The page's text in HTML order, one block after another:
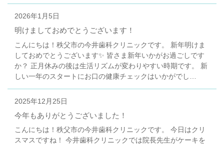
2026年1月5日
明けましておめでとうございます！
こんにちは！秩父市の今井歯科クリニックです。 新年明けま
しておめでとうございます✨ 皆さま新年いかがお過ごしです
か？ 正月休みの後は生活リズムが変わりやすい時期です。 新
しい一年のスタートにお口の健康チェックはいかがでし…
2025年12月25日
今年もありがとうございました！
こんにちは！秩父市の今井歯科クリニックです。 今日はクリ
スマスですね！ 今井歯科クリニックでは院長先生がケーキを